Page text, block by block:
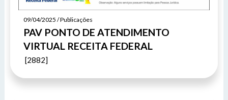
09/04/2025 / Publicações
PAV PONTO DE ATENDIMENTO
VIRTUAL RECEITA FEDERAL
[2882]